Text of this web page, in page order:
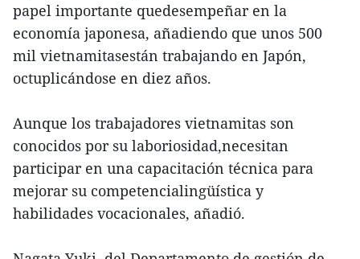
papel importante quedesempeñar en la
economía japonesa, añadiendo que unos 500
mil vietnamitasestán trabajando en Japón,
octuplicándose en diez años.
Aunque los trabajadores vietnamitas son
conocidos por su laboriosidad,necesitan
participar en una capacitación técnica para
mejorar su competencialingüística y
habilidades vocacionales, añadió.